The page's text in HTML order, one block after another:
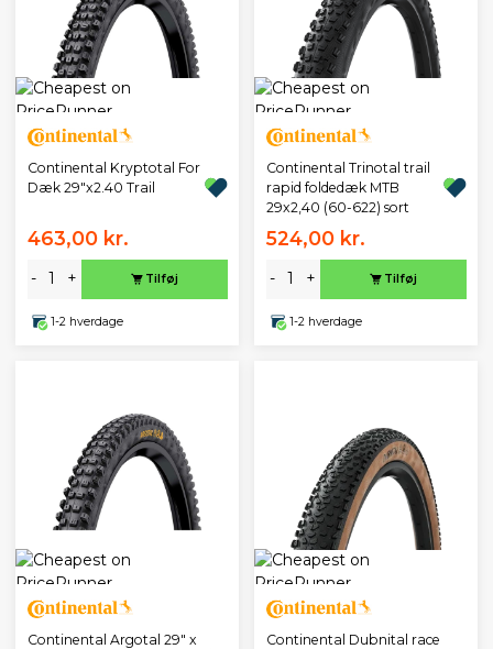
Continental Kryptotal For
Dæk 29"x2.40 Trail
463,00 kr.
- + Tilføj
1-2 hverdage
Continental Trinotal trail
rapid foldedæk MTB
29x2,40 (60-622) sort
524,00 kr.
- + Tilføj
1-2 hverdage
Continental Argotal 29" x
Continental Dubnital race